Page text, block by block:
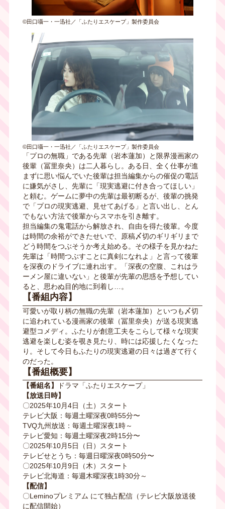
©田口囁一・一迅社／「ふたりエスケープ」製作委員会
©田口囁一・一迅社／「ふたりエスケープ」製作委員会
「プロの無職」である先輩（岩本蓮加）と限界漫画家の
後輩（冨里奈央）は二人暮らし。ある日、全く仕事が進
まずに思い悩んでいた後輩は担当編集からの催促の電話
に嫌気がさし、先輩に「現実逃避に付き合ってほしい」
と頼む。ゲームに夢中の先輩は最初断るが、後輩の挑発
で「プロの現実逃避、見せてあげる」と言い出し、とん
でもない方法で後輩からスマホを引き離す。
担当編集の鬼電話から解放され、自由を得た後輩。今度
は時間の余裕ができたせいで、原稿〆切のギリギリまで
どう時間をつぶそうか考え始める。その様子を見かねた
先輩は「時間つぶすことに真剣になれよ」と言って後輩
を深夜のドライブに連れ出す。「深夜の空腹、これはラ
ーメン屋に違いない」と後輩が先輩の思惑を予想してい
ると、思わぬ目的地に到着し…。
【番組内容】
可愛いが取り柄の無職の先輩（岩本蓮加）といつも〆切
に追われている漫画家の後輩（冨里奈央）が送る現実逃
避型コメディ。ふたりが創意工夫をこらして様々な現実
逃避を楽しむ姿を覗き見たり、時には応援したくなった
り。そして今日もふたりの現実逃避の日々は過ぎて行く
のだった。
【番組概要】
【番組名】
ドラマ「ふたりエスケープ」
【放送日時】
〇2025年10月4日（土）スタート
テレビ大阪：毎週土曜深夜0時55分〜
TVQ九州放送：毎週土曜深夜1時～
テレビ愛知：毎週土曜深夜2時15分〜
〇2025年10月5日（日）スタート
テレビせとうち：毎週日曜深夜0時50分〜
〇2025年10月9日（木）スタート
テレビ北海道：毎週木曜深夜1時30分～
【配信】
〇Leminoプレミアム にて独占配信（テレビ大阪放送後
に配信開始）